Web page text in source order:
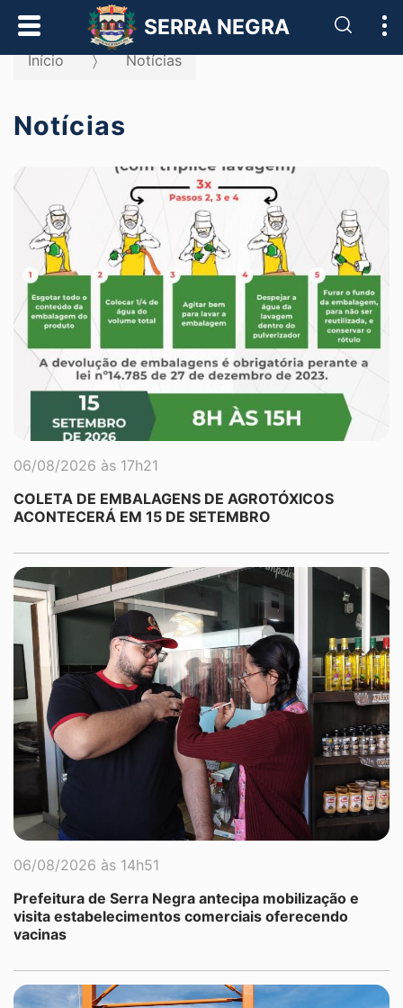
SERRA NEGRA
Início Notícias
Notícias
06/08/2026 às 17h21
COLETA DE EMBALAGENS DE AGROTÓXICOS
ACONTECERÁ EM 15 DE SETEMBRO
06/08/2026 às 14h51
Prefeitura de Serra Negra antecipa mobilização e
visita estabelecimentos comerciais oferecendo
vacinas